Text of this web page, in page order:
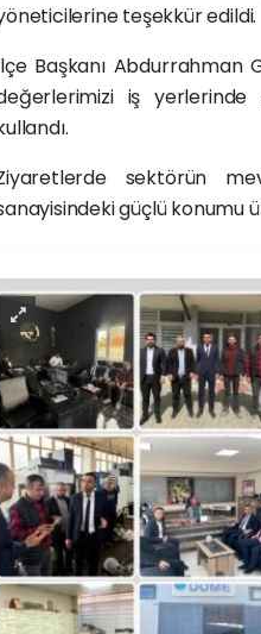
teşekkür edildi.
Başkanı Abdurrahman
iş yerlerinde
sektörün
güçlü konumu